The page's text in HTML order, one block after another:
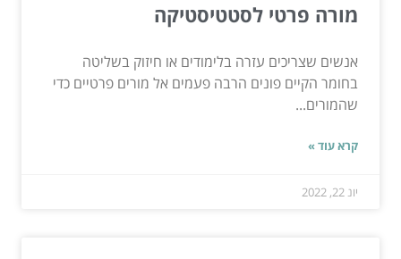
מורה פרטי לסטטיסטיקה
אנשים שצריכים עזרה בלימודים או חיזוק בשליטה
בחומר הקיים פונים הרבה פעמים אל מורים פרטיים כדי
שהמורים...
קרא עוד »
יונ 22, 2022